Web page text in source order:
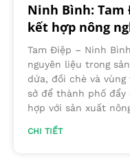
Ninh Bình:
kết hợp nông
Tam Điệp – Ninh
nguyên liệu trong
dứa, đồi chè và
sở để thành phố
hợp với sản xuất
CHI TIẾT